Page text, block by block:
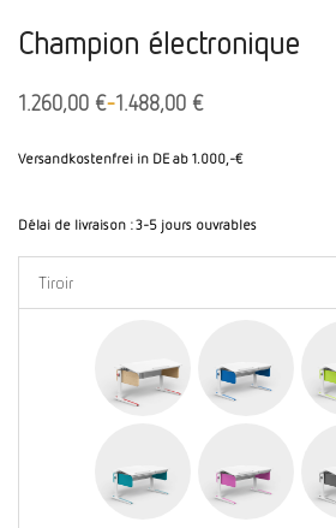
Champion électronique
1.260,00 €-1.488,00 €
Versandkostenfrei in DE ab 1.000,-€
Délai de livraison :3-5 jours ouvrables